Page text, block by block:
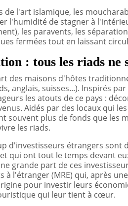
de l'art islamique, les
l'humidité de stagner à
les paravents, les
fermées tout en laissant
: tous les riads ne
des maisons d'hôtes
anglais, suisses...). Inspirés
les atouts de ce pays :
Aidés par des locaux qui
souvent plus de fonds que les
les riads.
d'investisseurs étrangers
qui ont tout le temps devant
grande part de ces
à l'étranger (MRE) qui, après
pour investir leurs
qui leur tient à cœur.